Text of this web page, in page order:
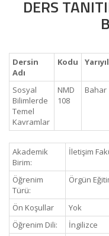
DERS
Dersin
Adı
Kodu Yarıyıl
Sosyal
Bilimlerde
Temel
Kavramlar
NMD
108
Bahar
Akademik
Birim:
İletişim
Öğrenim
Türü:
Örgün
Ön Koşullar
Yok
Öğrenim Dili:
İngilizce